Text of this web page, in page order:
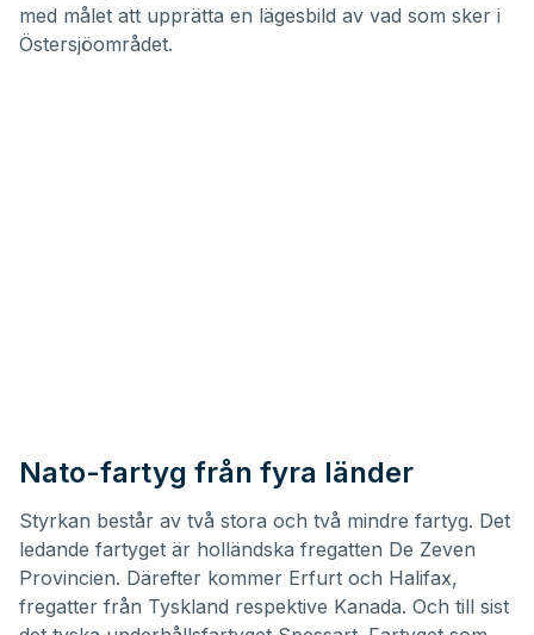
med målet att upprätta en lägesbild av vad som sker i
Östersjöområdet.
Nato-fartyg från fyra länder
Styrkan består av två stora och två mindre fartyg. Det
ledande fartyget är holländska fregatten De Zeven
Provincien. Därefter kommer Erfurt och Halifax,
fregatter från Tyskland respektive Kanada. Och till sist